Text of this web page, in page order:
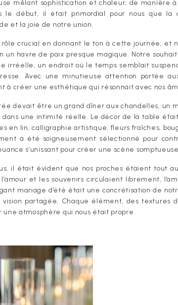
mêlant sophistication et chaleur, de manière
le début, il était primordial pour nous que la
et la joie de notre union.
crucial en donnant le ton à cette journée, et
un havre de paix presque magique. Notre
irréelle, un endroit où le temps semblait
Avec une minutieuse attention portée
à créer une esthétique qui résonnait avec nos
devait être un grand dîner aux chandelles, un
dans une intimité réelle. Le décor de la table
en lin, calligraphie artistique, fleurs fraîches,
a été soigneusement sélectionné pour
s’unissant pour créer une scène
il était évident que nos proches étaient tout
l’amour et les souvenirs circulaient librement,
mariage d’été était une concrétisation de
partagée. Chaque élément, des textures
une atmosphère qui nous était propre.